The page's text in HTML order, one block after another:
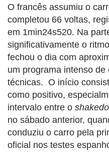
O francês assumiu o
completou 66 voltas,
em 1min24s520. Na
significativamente o
fechou o dia com
um programa intenso
técnicas. O início
como positivo,
intervalo entre o
no sábado anterior,
conduziu o carro pela
oficial nos testes